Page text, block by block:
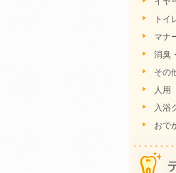
トイ
マナ
消臭
その
人用
入浴
おで